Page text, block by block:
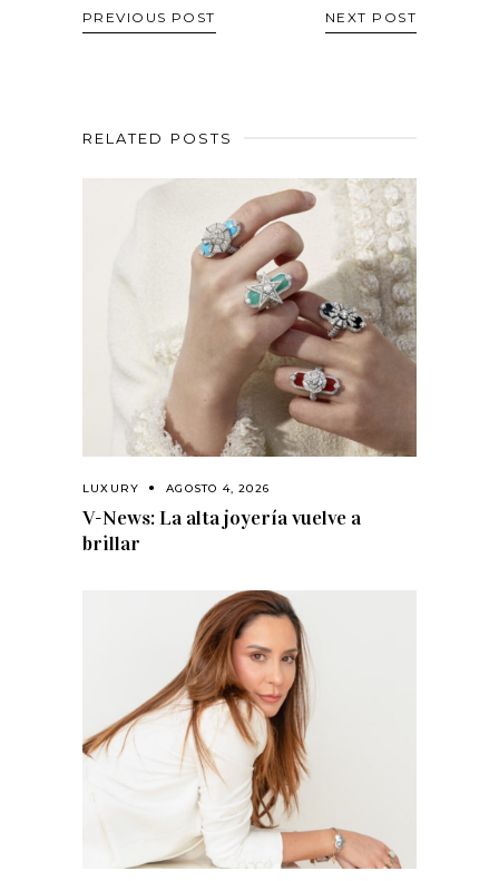
PREVIOUS POST NEXT POST
RELATED POSTS
LUXURY AGOSTO 4, 2026
V-News: La alta joyería vuelve a
brillar